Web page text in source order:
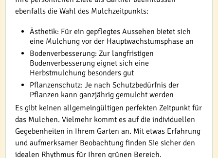
ebenfalls die Wahl des Mulchzeitpunkts:
Ästhetik: Für ein gepflegtes Aussehen bietet sich
eine Mulchung vor der Hauptwachstumsphase an
Bodenverbesserung: Zur langfristigen
Bodenverbesserung eignet sich eine
Herbstmulchung besonders gut
Pflanzenschutz: Je nach Schutzbedürfnis der
Pflanzen kann ganzjährig gemulcht werden
Es gibt keinen allgemeingültigen perfekten Zeitpunkt für
das Mulchen. Vielmehr kommt es auf die individuellen
Gegebenheiten in Ihrem Garten an. Mit etwas Erfahrung
und aufmerksamer Beobachtung finden Sie sicher den
idealen Rhythmus für Ihren grünen Bereich.